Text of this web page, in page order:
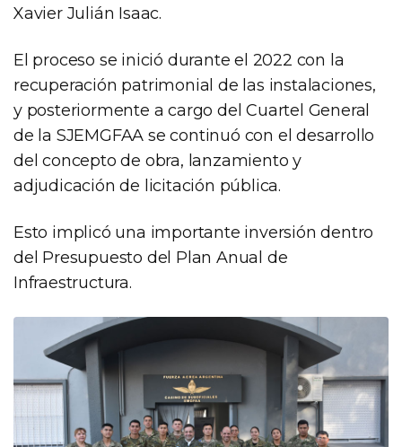
Xavier Julián Isaac.
El proceso se inició durante el 2022 con la
recuperación patrimonial de las instalaciones,
y posteriormente a cargo del Cuartel General
de la SJEMGFAA se continuó con el desarrollo
del concepto de obra, lanzamiento y
adjudicación de licitación pública.
Esto implicó una importante inversión dentro
del Presupuesto del Plan Anual de
Infraestructura.